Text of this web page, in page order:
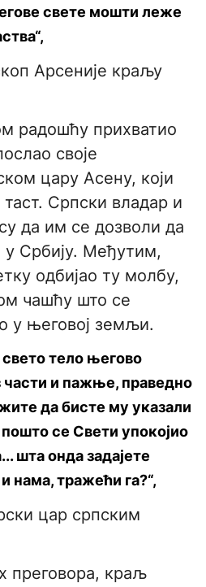
свете мошти леже
Арсеније краљу
радошћу прихватио
своје
цару Асену, који
таст. Српски владар и
да им се дозволи да
у Србију. Међутим,
одбијао ту молбу,
чашћу што се
у његовој земљи.
тело његово
части и пажње, праведно
да бисте му указали
се Свети упокојио
шта онда задајете
нама, тражећи га?“,
цар српским
преговора, краљ